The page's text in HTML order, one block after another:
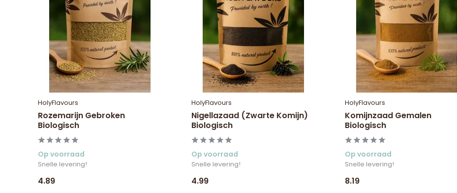
HolyFlavours
Rozemarijn Gebroken
Biologisch
Op voorraad
Snelle levering!
4.89
HolyFlavours
Nigellazaad (Zwarte Komijn)
Biologisch
Op voorraad
Snelle levering!
4.99
HolyFlavours
Komijnzaad Gemalen
Biologisch
Op voorraad
Snelle levering!
8.19